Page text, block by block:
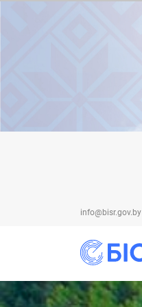
info@bisr.gov.by